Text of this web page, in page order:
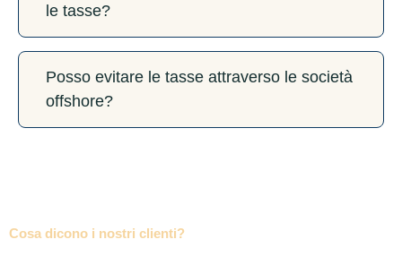
le tasse?
Posso evitare le tasse attraverso le società
offshore?
Cosa dicono i nostri clienti?